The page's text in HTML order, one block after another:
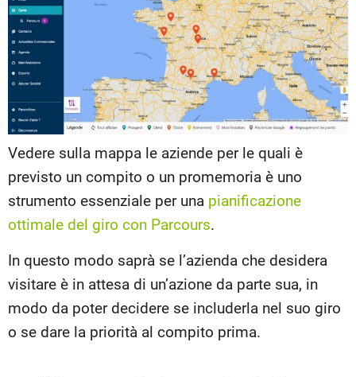
Vedere sulla mappa le aziende per le quali è
previsto un compito o un promemoria è uno
strumento essenziale per una pianificazione
ottimale del giro con Parcours.
In questo modo saprà se l’azienda che desidera
visitare è in attesa di un’azione da parte sua, in
modo da poter decidere se includerla nel suo giro
o se dare la priorità al compito prima.